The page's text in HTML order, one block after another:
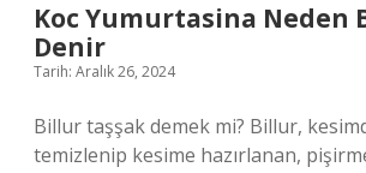
Koc Yumurtasina Neden
Denir
Tarih: Aralık 26, 2024
Billur taşşak demek mi? Billur,
temizlenip kesime hazırlanan,